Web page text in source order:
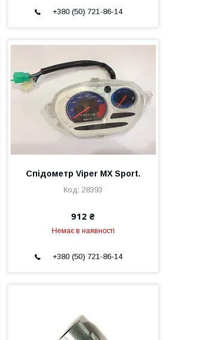
+380 (50) 721-86-14
Спідометр Viper MX Sport.
28393
912 ₴
Немає в наявності
+380 (50) 721-86-14